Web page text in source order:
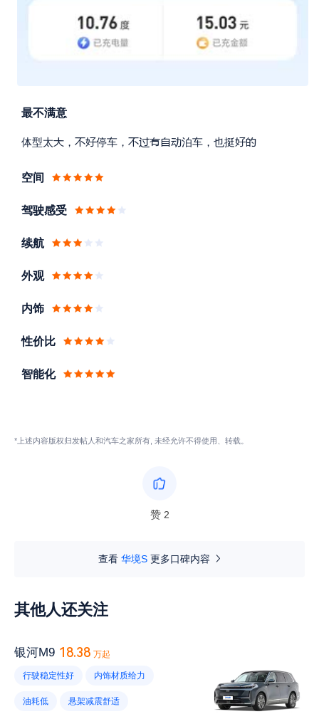
最不满意
体型太 ， 停车， 泊车，也挺
空间
驾驶感受
续航
外观
内饰
性价比
智能化
*上述内容版权归发帖人和汽车之家所有, 未经允许不得使用、转载。
赞 2
查看 华境S 更多口碑内容
其他人还关注
银河M9 18.38 万起
行驶稳定性好 内饰材质给力
油耗低 悬架减震舒适